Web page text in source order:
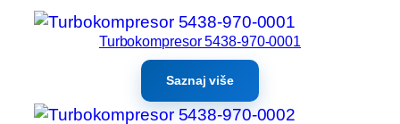
Turbokompresor 5438-970-0001
Saznaj više